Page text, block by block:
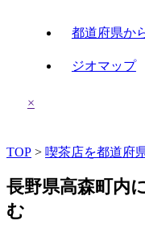
都道府県か
ジオマップ
×
TOP > 喫茶店を都道府
長野県高森町内
む